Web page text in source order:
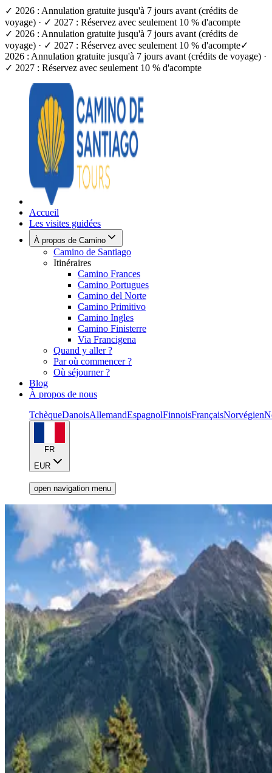
✓ 2026 : Annulation gratuite jusqu'à 7 jours avant (crédits de
voyage) · ✓ 2027 : Réservez avec seulement 10 % d'acompte
✓ 2026 : Annulation gratuite jusqu'à 7 jours avant (crédits de
voyage) · ✓ 2027 : Réservez avec seulement 10 % d'acompte✓
2026 : Annulation gratuite jusqu'à 7 jours avant (crédits de voyage) ·
✓ 2027 : Réservez avec seulement 10 % d'acompte
Accueil
Les visites guidées
À propos de Camino
Camino de Santiago
Itinéraires
Camino Frances
Camino Portugues
Camino del Norte
Camino Primitivo
Camino Ingles
Camino Finisterre
Via Francigena
Quand y aller ?
Par où commencer ?
Où séjourner ?
Blog
À propos de nous
TchèqueDanoisAllemandEspagnolFinnoisFrançaisNorvégien
FR
EUR
open navigation menu